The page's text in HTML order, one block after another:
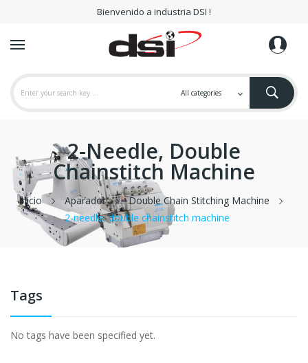
Bienvenido a industria DSI !
2-Needle, Double
Chainstitch Machine
Inicio Aparador
Double Chain Stitching Machine
2-needle, double chainstitch machine
Tags
No tags have been specified yet.